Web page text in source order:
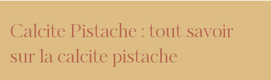
Calcite Pistache : tout savoir
sur la calcite pistache